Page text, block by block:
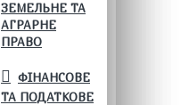
ЗЕМЕЛЬНЕ ТА
АГРАРНЕ
ПРАВО
ФІНАНСОВЕ
ТА ПОДАТКОВЕ